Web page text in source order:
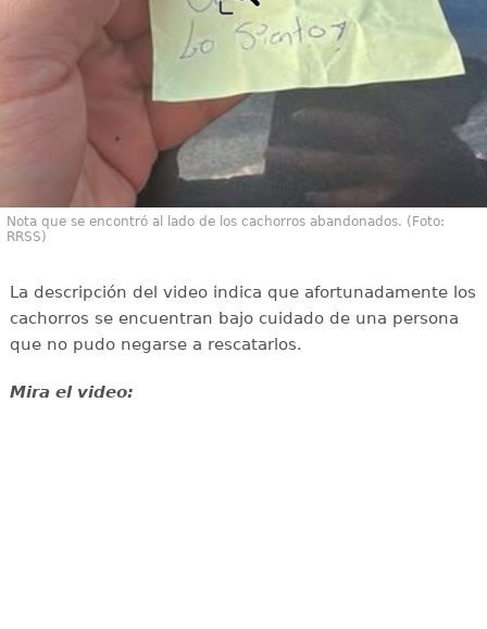
Nota que se encontró al lado de los cachorros abandonados. (Foto:
RRSS)
La descripción del video indica que afortunadamente los
cachorros se encuentran bajo cuidado de una persona
que no pudo negarse a rescatarlos.
Mira el video: